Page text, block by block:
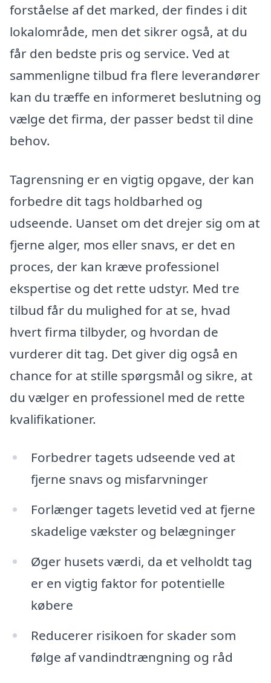
forståelse af det marked, der findes i dit
lokalområde, men det sikrer også, at du
får den bedste pris og service. Ved at
sammenligne tilbud fra flere leverandører
kan du træffe en informeret beslutning og
vælge det firma, der passer bedst til dine
behov.
Tagrensning er en vigtig opgave, der kan
forbedre dit tags holdbarhed og
udseende. Uanset om det drejer sig om at
fjerne alger, mos eller snavs, er det en
proces, der kan kræve professionel
ekspertise og det rette udstyr. Med tre
tilbud får du mulighed for at se, hvad
hvert firma tilbyder, og hvordan de
vurderer dit tag. Det giver dig også en
chance for at stille spørgsmål og sikre, at
du vælger en professionel med de rette
kvalifikationer.
Forbedrer tagets udseende ved at
fjerne snavs og misfarvninger
Forlænger tagets levetid ved at fjerne
skadelige vækster og belægninger
Øger husets værdi, da et velholdt tag
er en vigtig faktor for potentielle
købere
Reducerer risikoen for skader som
følge af vandindtrængning og råd